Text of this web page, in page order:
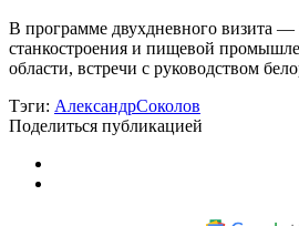
В программе двухдневного визита
станкостроения и пищевой
области, встречи с руководством
Тэги: АлександрСоколов
Поделиться публикацией